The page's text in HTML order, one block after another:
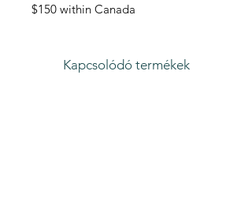
$150 within Canada
Kapcsolódó termékek